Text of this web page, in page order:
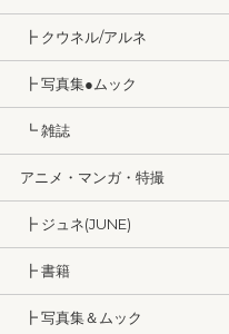
┣ クウネル/アルネ
┣ 写真集●ムック
┗ 雑誌
アニメ・マンガ・特撮
┣ ジュネ(JUNE)
┣ 書籍
┣ 写真集＆ムック